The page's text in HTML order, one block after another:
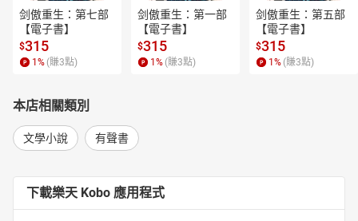
剑傲重生：第七部
【電子書】
$315
1 % (賺3點)
剑傲重生：第一部
【電子書】
$315
1 % (賺3點)
剑傲重生：第五部
【電子書】
$315
1 % (賺3點)
本店相關類別
文學小說 有聲書
下載樂天 Kobo 應用程式